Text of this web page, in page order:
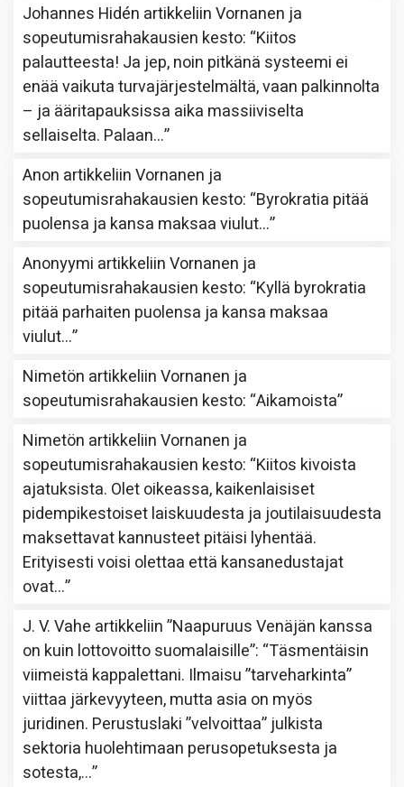
Johannes Hidén artikkeliinVornanen ja
sopeutumisrahakausien kesto: “Kiitos
palautteesta! Ja jep, noin pitkänä systeemi ei
enää vaikuta turvajärjestelmältä, vaan palkinnolta
– ja ääritapauksissa aika massiiviselta
sellaiselta. Palaan…”
Anon artikkeliinVornanen ja
sopeutumisrahakausien kesto: “Byrokratia pitää
puolensa ja kansa maksaa viulut…”
Anonyymi artikkeliinVornanen ja
sopeutumisrahakausien kesto: “Kyllä byrokratia
pitää parhaiten puolensa ja kansa maksaa
viulut…”
Nimetön artikkeliinVornanen ja
sopeutumisrahakausien kesto: “Aikamoista”
Nimetön artikkeliinVornanen ja
sopeutumisrahakausien kesto: “Kiitos kivoista
ajatuksista. Olet oikeassa, kaikenlaisiset
pidempikestoiset laiskuudesta ja joutilaisuudesta
maksettavat kannusteet pitäisi lyhentää.
Erityisesti voisi olettaa että kansanedustajat
ovat…”
J. V. Vahe artikkeliin”Naapuruus Venäjän kanssa
on kuin lottovoitto suomalaisille”: “Täsmentäisin
viimeistä kappalettani. Ilmaisu ”tarveharkinta”
viittaa järkevyyteen, mutta asia on myös
juridinen. Perustuslaki ”velvoittaa” julkista
sektoria huolehtimaan perusopetuksesta ja
sotesta,…”